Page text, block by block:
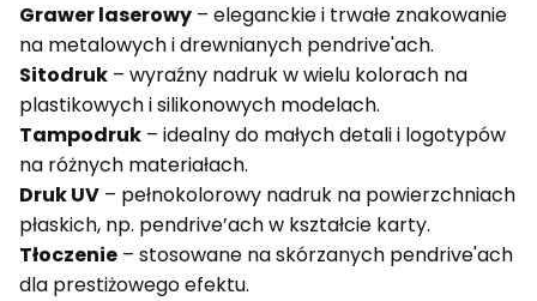
Grawer laserowy – eleganckie i trwałe znakowanie
na metalowych i drewnianych pendrive'ach.
Sitodruk – wyraźny nadruk w wielu kolorach na
plastikowych i silikonowych modelach.
Tampodruk – idealny do małych detali i logotypów
na różnych materiałach.
Druk UV – pełnokolorowy nadruk na powierzchniach
płaskich, np. pendrive’ach w kształcie karty.
Tłoczenie – stosowane na skórzanych pendrive'ach
dla prestiżowego efektu.